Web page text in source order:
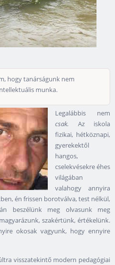
hogy tanárságunk nem
munka.
Legalábbis nem
csak. Az iskola
fizikai, hétköznapi,
gyerekektől
hangos,
cselekvésekre éhes
világában
valahogy annyira
én frissen borotválva, test nélkül,
beszélünk meg olvasunk meg
szakértünk, értékelünk.
okosak vagyunk, hogy ennyire
visszatekintő modern pedagógiai